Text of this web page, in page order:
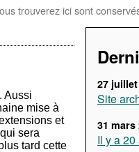
trouverez ici sont
27 juillet
Site
31 mars
Il y a
Aussi
mise à
et
sera
tard cette